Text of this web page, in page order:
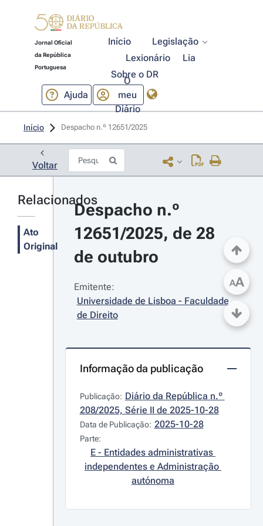
Jornal Oficial
da República
Portuguesa
Início
Legislação
Lexionário
Lia
Sobre o DR
Ajuda
O
meu
Diário
Início Despacho n.º 12651/2025
Voltar
Relacionados
Ato
Original
Despacho n.º
12651/2025, de 28
de outubro
Emitente:
Universidade de Lisboa - Faculdade
de Direito
Informação da publicação
Publicação: Diário da República n.º
208/2025, Série II de 2025-10-28
Data de Publicação: 2025-10-28
Parte:
E - Entidades administrativas
independentes e Administração
autónoma
AA